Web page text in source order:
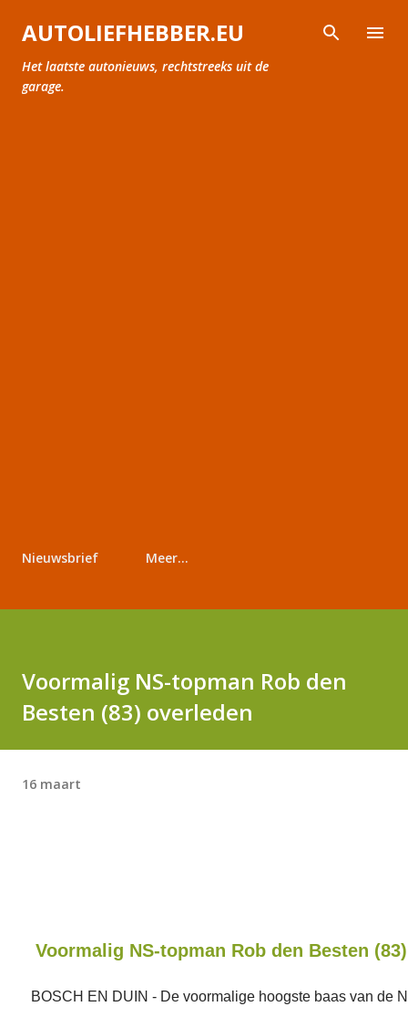
Doorgaan naar hoofdcontent
AUTOLIEFHEBBER.EU
Het laatste autonieuws, rechtstreeks uit de
garage.
Nieuwsbrief Meer…
Voormalig NS-topman Rob den
Besten (83) overleden
16 maart
Voormalig NS-topman Rob den Besten
BOSCH EN DUIN - De voormalige hoogste baas van de